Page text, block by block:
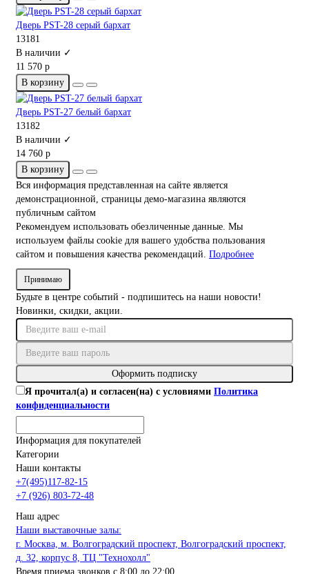
Дверь PST-28 серый бархат
13181
В наличии ✓
11 570 р
В корзину
Дверь PST-27 белый бархат
13182
В наличии ✓
14 760 р
В корзину
Вся информация представленная на сайте является
демонстрационной, страницы демо-магазина являются
публичным сайтом
Рекомендуем использовать обезличенные данные. Мы
используем файлы cookie для вашего удобства пользования
сайтом и повышения качества рекомендаций. Подробнее
Принимаю
Будьте в центре событий - подпишитесь на наши новости!
Новинки, скидки, акции.
Оформить подписку
Я прочитал(а) и согласен(на) с условиями Политика
конфиденциальности
Информация для покупателей
Категории
Наши контакты
+7(495)117-82-15
+7 (926) 803-72-48
Наш адрес
Наши выставочные залы:
г. Москва, м. Волгоградский проспект, Волгоградский проспект,
д. 32, корпус 8, ТЦ "Технохолл"
Время приема звонков с 8:00 до 22:00